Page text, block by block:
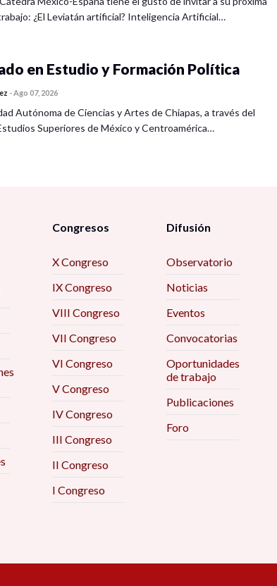
¿El Leviatán artificial? Inteligencia Artificial…
en Estudio y Formación Política
-Ago 07, 2026
Autónoma de Ciencias y Artes de Chiapas, a través del
Superiores de México y Centroamérica…
Congresos
X Congreso
IX Congreso
VIII Congreso
VII Congreso
VI Congreso
V Congreso
IV Congreso
III Congreso
II Congreso
I Congreso
Difusión
Observatorio
Noticias
Eventos
Convocatorias
Oportunidades
de trabajo
Publicaciones
Foro